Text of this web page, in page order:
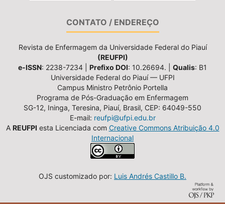
CONTATO / ENDEREÇO
Revista de Enfermagem da Universidade Federal do Piauí
(REUFPI)
e-ISSN: 2238-7234 | Prefixo DOI: 10.26694. | Qualis: B1
Universidade Federal do Piauí — UFPI
Campus Ministro Petrônio Portella
Programa de Pós-Graduação em Enfermagem
SG-12, Ininga, Teresina, Piauí, Brasil, CEP: 64049-550
E-mail: reufpi@ufpi.edu.br
A REUFPI esta Licenciada com Creative Commons Atribuição 4.0
Internacional
OJS customizado por: Luis Andrés Castillo B.